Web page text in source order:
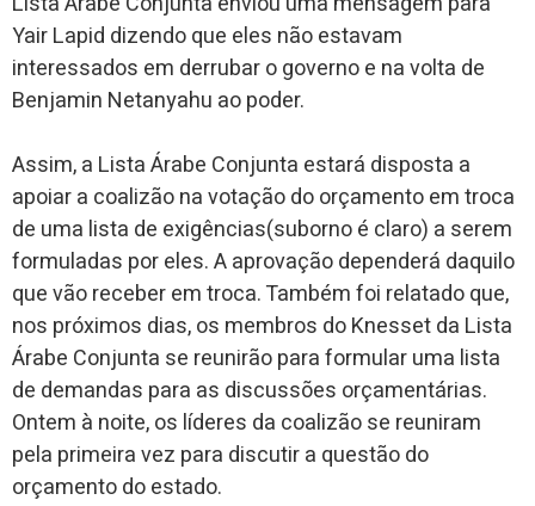
Yair Lapid dizendo que eles não estavam
interessados ​​em derrubar o governo e na volta de
Benjamin Netanyahu ao poder.
Assim, a Lista Árabe Conjunta estará disposta a
apoiar a coalizão na votação do orçamento em troca
de uma lista de exigências(suborno é claro) a serem
formuladas por eles. A aprovação dependerá daquilo
que vão receber em troca. Também foi relatado que,
nos próximos dias, os membros do Knesset da Lista
Árabe Conjunta se reunirão para formular uma lista
de demandas para as discussões orçamentárias.
Ontem à noite, os líderes da coalizão se reuniram
pela primeira vez para discutir a questão do
orçamento do estado.